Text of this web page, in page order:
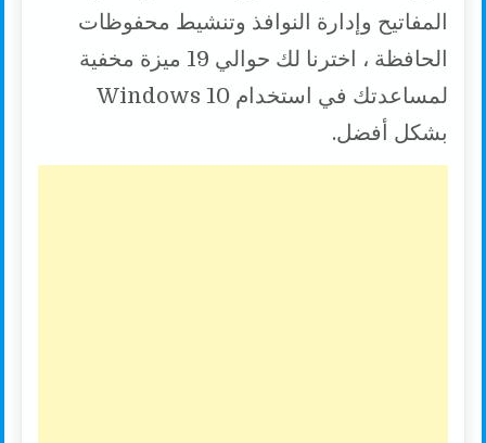
المفاتيح وإدارة النوافذ وتنشيط محفوظات
الحافظة ، اخترنا لك حوالي 19 ميزة مخفية
لمساعدتك في استخدام Windows 10
بشكل أفضل.